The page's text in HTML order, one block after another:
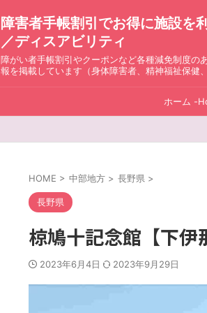
障害者手帳割引でお得に施設を
／ディスアビリティ
障がい者手帳割引やクーポンなど各種減免制度の
報を掲載しています（身体障害者、精神福祉保健
ホーム -
HOME > 中部地方 > 長野県 >
長野県
椋鳩十記念館【下伊
2023年6月4日 2023年9月29日